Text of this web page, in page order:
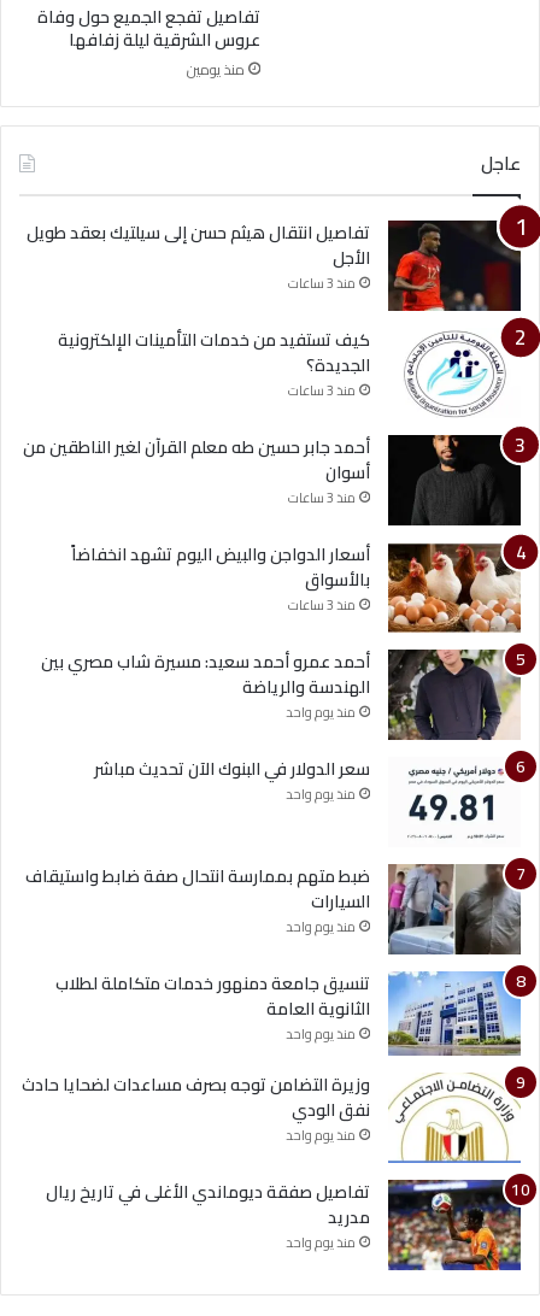
تفاصيل تفجع الجميع حول وفاة
عروس الشرقية ليلة زفافها
منذ يومين
عاجل
تفاصيل انتقال هيثم حسن إلى سيلتيك بعقد طويل
الأجل
منذ 3 ساعات
كيف تستفيد من خدمات التأمينات الإلكترونية
الجديدة؟
منذ 3 ساعات
أحمد جابر حسين طه معلم القرآن لغير الناطقين من
أسوان
منذ 3 ساعات
أسعار الدواجن والبيض اليوم تشهد انخفاضاً
بالأسواق
منذ 3 ساعات
أحمد عمرو أحمد سعيد: مسيرة شاب مصري بين
الهندسة والرياضة
منذ يوم واحد
سعر الدولار في البنوك الآن تحديث مباشر
منذ يوم واحد
ضبط متهم بممارسة انتحال صفة ضابط واستيقاف
السيارات
منذ يوم واحد
تنسيق جامعة دمنهور خدمات متكاملة لطلاب
الثانوية العامة
منذ يوم واحد
وزيرة التضامن توجه بصرف مساعدات لضحايا حادث
نفق الودي
منذ يوم واحد
تفاصيل صفقة ديوماندي الأغلى في تاريخ ريال
مدريد
منذ يوم واحد